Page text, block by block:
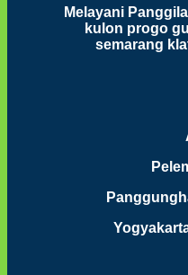
Melayani
kulon progo
semarang